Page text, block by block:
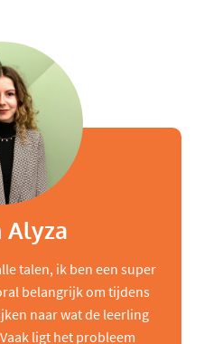
Alyza
talen, ik ben een super
belangrijk om tijdens
naar wat de leerling
ligt het probleem